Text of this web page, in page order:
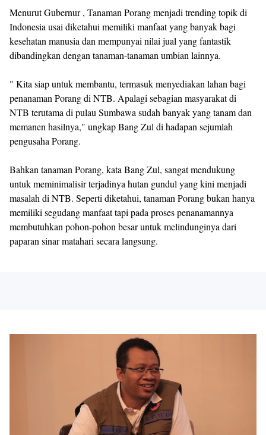
Menurut Gubernur , Tanaman Porang menjadi trending topik di
Indonesia usai diketahui memiliki manfaat yang banyak bagi
kesehatan manusia dan mempunyai nilai jual yang fantastik
dibandingkan dengan tanaman-tanaman umbian lainnya.
" Kita siap untuk membantu, termasuk menyediakan lahan bagi
penanaman Porang di NTB. Apalagi sebagian masyarakat di
NTB terutama di pulau Sumbawa sudah banyak yang tanam dan
memanen hasilnya," ungkap Bang Zul di hadapan sejumlah
pengusaha Porang.
Bahkan tanaman Porang, kata Bang Zul, sangat mendukung
untuk meminimalisir terjadinya hutan gundul yang kini menjadi
masalah di NTB. Seperti diketahui, tanaman Porang bukan hanya
memiliki segudang manfaat tapi pada proses penanamannya
membutuhkan pohon-pohon besar untuk melindunginya dari
paparan sinar matahari secara langsung.